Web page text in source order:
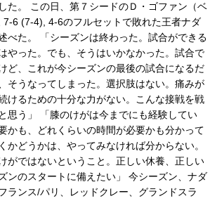
た。 この日、第７シードのＤ・ゴファン（ベ
6 (7-4), 4-6のフルセットで敗れた王者ナダ
べた。 「シーズンは終わった。試合ができる
やった。でも、そうはいかなかった。試合で
ど、これが今シーズンの最後の試合になるだ
そうなってしまった。選択肢はない。痛みが
けるための十分な力がない。こんな接戦を戦
思う」 「膝のけがは今までにも経験してい
かも、どれくらいの時間が必要かも分かって
かどうかは、やってみなければ分からない。
がではないということ。正しい休養、正しい
ンのスタートに備えたい」 今シーズン、ナダ
ランス/パリ、レッドクレー、グランドスラ